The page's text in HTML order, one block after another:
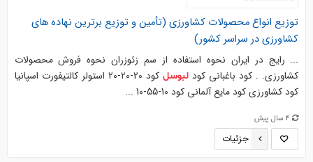
توزیع انواع محصولات کشاورزی (تأمین و توزیع برترین نهاده های
کشاورزی در سراسر کشور)
... رایج در ایران نحوه استفاده از سم زئوزران نحوه فروش محصولات
کشاورزی. . کود باغبانی کود لبوسل
کود 20-20-20 استولر کالتیفورت اسپانیا
کود کشاورزی کود مایع آلمانی کود 10-55-10 ...
4 سال پیش
جزئیات